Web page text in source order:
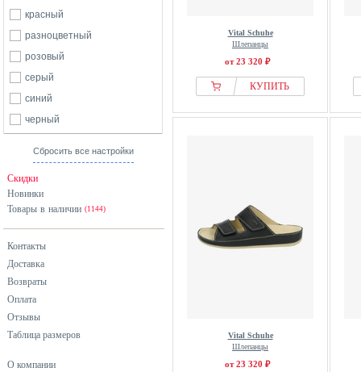
красный
разноцветный
розовый
серый
синий
черный
Сбросить все настройки
Скидки
Новинки
Товары в наличии (1144)
Контакты
Доставка
Возвраты
Оплата
Отзывы
Таблица размеров
О компании
Vital Schuhe
Шлепанцы
от 23 320 ₽
КУПИТЬ
Vital Schuhe
Шлепанцы
от 23 320 ₽